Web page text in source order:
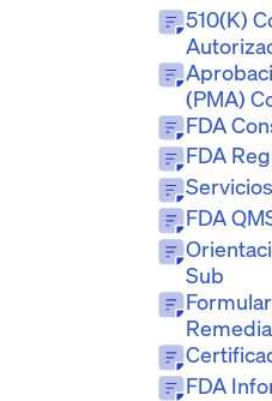
510(k)
(PMA)
FDA
FDA
FDA
Sub
FDA